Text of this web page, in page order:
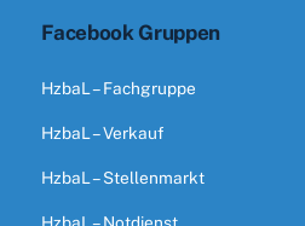
Facebook Gruppen
HzbaL – Fachgruppe
HzbaL – Verkauf
HzbaL – Stellenmarkt